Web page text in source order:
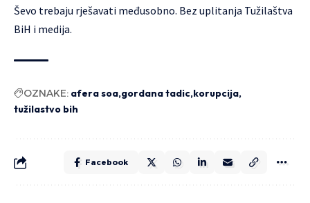
Ševo trebaju rješavati međusobno. Bez uplitanja Tužilaštva
BiH i medija.
OZNAKE: afera soa gordana tadic korupcija
tužilastvo bih
Facebook